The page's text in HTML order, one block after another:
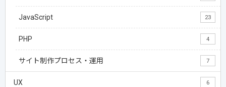
JavaScript 23
PHP 4
サイト制作プロセス・運用 7
UX 6